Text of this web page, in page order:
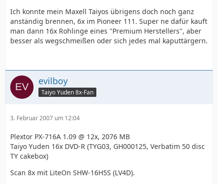
Ich konnte mein Maxell Taiyos übrigens doch noch ganz
anständig brennen, 6x im Pioneer 111. Super ne dafür kauft
man dann 16x Rohlinge eines "Premium Herstellers", aber
besser als wegschmeißen oder sich jedes mal kaputtärgern.
evilboy
Taiyo Yuden 8x-Fan
3. Februar 2007 um 12:04
Plextor PX-716A 1.09 @ 12x, 2076 MB
Taiyo Yuden 16x DVD-R (TYG03, GH000125, Verbatim 50 disc
TY cakebox)
Scan 8x mit LiteOn SHW-16H5S (LV4D).